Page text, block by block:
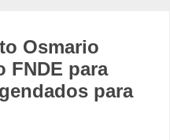
Osmario
FNDE para
para